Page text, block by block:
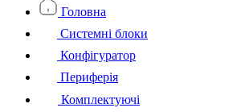
Головна
Системні блоки
Конфігуратор
Периферія
Комплектуючі